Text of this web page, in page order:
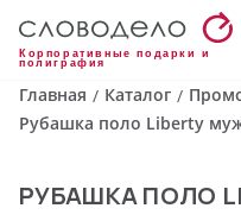
Корпоративные подарки и
полиграфия
Главная / Каталог /
Рубашка поло Liberty
РУБАШКА ПОЛО